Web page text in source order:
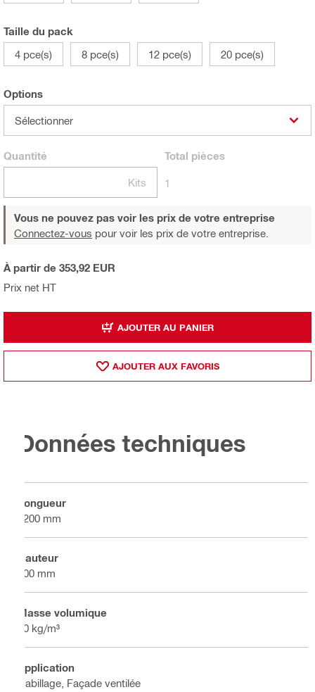
Taille du pack
4 pce(s)
8 pce(s) 12 pce(s) 20 pce(s)
Options
Sélectionner
Quantité
Kits
Total pièces
1
Vous ne pouvez pas voir les prix de votre entreprise
Connectez-vous pour voir les prix de votre entreprise.
Prix net HT
À partir de 353,92 EUR
AJOUTER AU PANIER
AJOUTER AUX FAVORIS
Données techniques
Longueur
1200 mm
Hauteur
100 mm
Masse volumique
90 kg/m³
Application
Habillage, Façade ventilée